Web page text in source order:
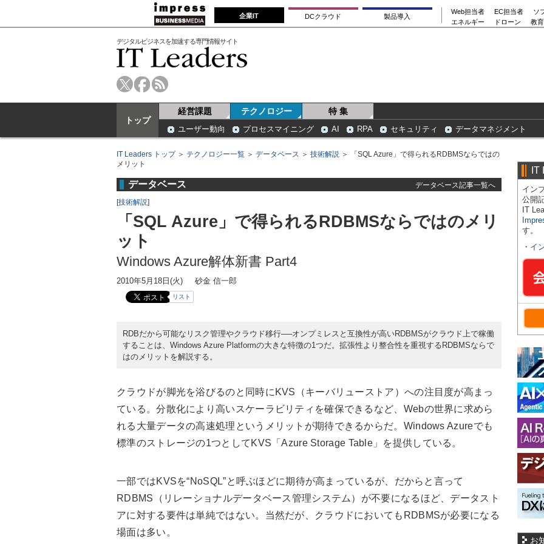
企業IT DCクラウド 製品導入
Web担当者 EC担当者
ソ
エネルギー
ドローン 教
デジタルビジネスを加速する専門情報サイト
トップ
経営課題 テクノロジー 特 集
ユーザー動向 プロセスマイニング AI RPA セキュリティ データマネジメント
IT Leaders トップ＞ テクノロジー一覧 ＞ データベース ＞ 技術解説 ＞ 「SQL Azure」で得られるRDBMSならではの
メリット
データベース
データベース記事一覧へ
[技術解説]
「SQL Azure」で得られるRDBMSならではのメリ
ット
Windows Azure解体新書 Part4
2010年5月18日(火) 砂金 信一郎
リスト
RDBだから可能なリスク管理やクラウド移行──オンプミレスと互換性が高いRDBMSがクラウド上で稼働
することは、Windows Azure Platformの大きな特徴の1つだ。拡張性より整合性を重視するRDBMSならで
はのメリットを解説する。
クラウドが脚光を浴びるのと同時にKVS（キーバリューストア）への注目度が高まっ
ている。分散化により高いスケーラビリティを確保できるなど、Webの世界に求めら
れる大量データの高速処理というメリットが期待できるからだ。Windows Azureでも
標準のストレージの1つとしてKVS「Azure Storage Table」を提供している。
一部ではKVSを“NoSQL”と呼ぶほどに期待が高まっているが、だからと言って
RDBMS（リレーショナルデータベース管理システム）が不要になるほど、データスト
アに対する要件は単純ではない。当然だが、クラウドにおいてもRDBMSが必要になる
場面は多い。
IT
イン
公開
IT
す。
・ イ
お